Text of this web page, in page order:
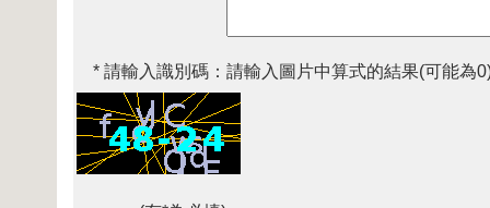
* 請輸入識別碼： 請輸入圖片中算式的結果(可能為